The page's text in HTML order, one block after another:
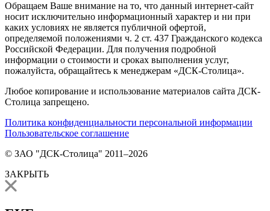
Обращаем Ваше внимание на то, что данный интернет-сайт
носит исключительно информационный характер и ни при
каких условиях не является публичной офертой,
определяемой положениями ч. 2 ст. 437 Гражданского кодекса
Российской Федерации. Для получения подробной
информации о стоимости и сроках выполнения услуг,
пожалуйста, обращайтесь к менеджерам «ДСК-Столица».
Любое копирование и использование материалов сайта ДСК-
Столица запрещено.
Политика конфиденциальности персональной информации
Пользовательское соглашение
© ЗАО "ДСК-Столица" 2011–2026
ЗАКРЫТЬ